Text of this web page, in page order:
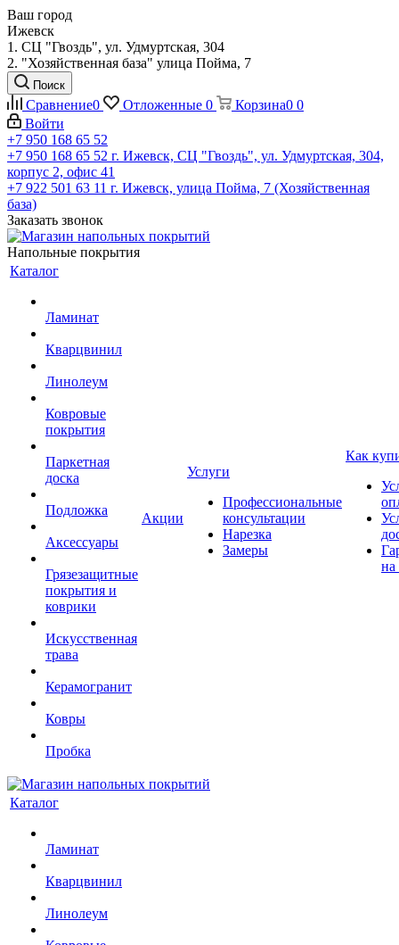
Ваш город
Ижевск
1. СЦ "Гвоздь", ул. Удмуртская, 304
2. "Хозяйственная база" улица Пойма, 7
Поиск
Сравнение0 Отложенные 0 Корзина0 0
Войти
+7 950 168 65 52
+7 950 168 65 52 г. Ижевск, СЦ "Гвоздь", ул. Удмуртская, 304,
корпус 2, офис 41
+7 922 501 63 11 г. Ижевск, улица Пойма, 7 (Хозяйственная
база)
Заказать звонок
Напольные покрытия
Каталог
Ламинат
Кварцвинил
Линолеум
Ковровые
покрытия
Паркетная
доска
Подложка
Аксессуары
Грязезащитные
покрытия и
коврики
Искусственная
трава
Керамогранит
Ковры
Пробка
Акции
Услуги
Профессиональные
консультации
Нарезка
Замеры
Как
на
Каталог
Ламинат
Кварцвинил
Линолеум